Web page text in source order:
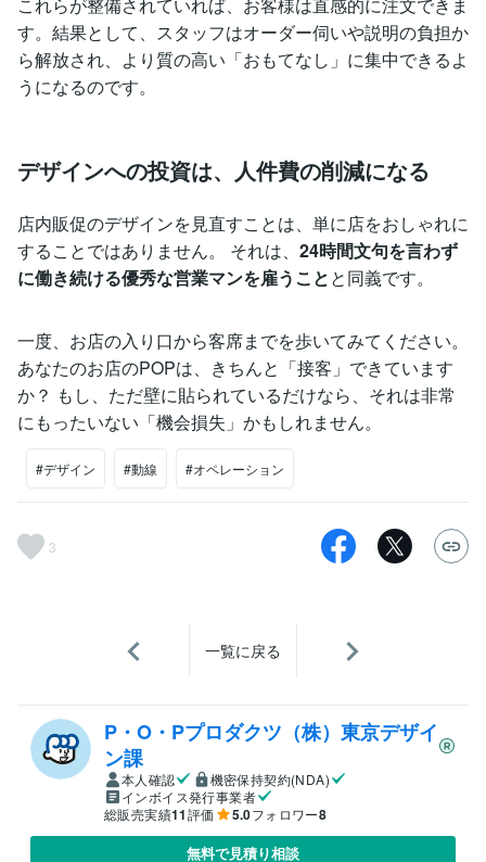
す。結果として、スタッフはオーダー伺いや説明の負担か
ら解放され、より質の高い「おもてなし」に集中できるよ
うになるのです。
デザインへの投資は、人件費の削減になる
店内販促のデザインを見直すことは、単に店をおしゃれに
することではありません。 それは、 24時間文句を言わず
に働き続ける優秀な営業マンを雇うことと同義です。
一度、お店の入り口から客席までを歩いてみてください。
あなたのお店のPOPは、きちんと「接客」できています
か？ もし、ただ壁に貼られているだけなら、それは非常
にもったいない「機会損失」かもしれません。
#デザイン #動線 #オペレーション
3
一覧に戻る
P・O・Pプロダクツ（株）東京デザイ
ン課
本人確認
機密保持契約(NDA)
インボイス発行事業者
総販売実績11評価 5.0フォロワー8
無料で見積り相談